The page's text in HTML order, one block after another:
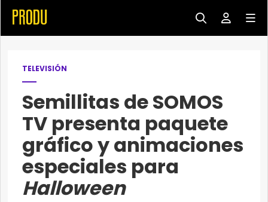
TELEVISIÓN
Semillitas de SOMOS
TV presenta paquete
gráfico y animaciones
especiales para
Halloween